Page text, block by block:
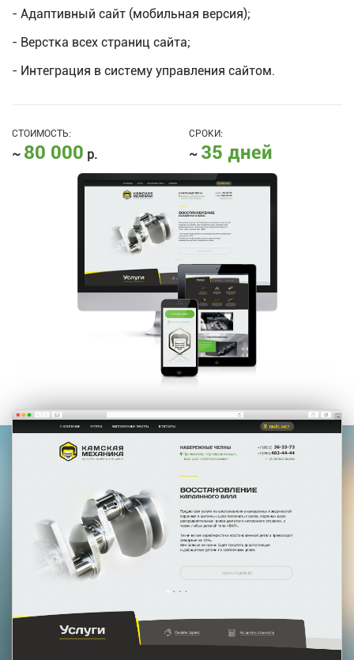
- Адаптивный сайт (мобильная версия);
- Верстка всех страниц сайта;
- Интеграция в систему управления сайтом.
СТОИМОСТЬ:
~ 80 000 р.
СРОКИ:
~ 35 дней